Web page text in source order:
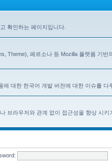
확인하는 페이지입니다.
Theme), 페르소나 등 Mozilla 플랫폼 기반
대한 한국어 개발 버전에 대한 이슈를 다
브라우저와 관계 없이 접근성을 향상 시